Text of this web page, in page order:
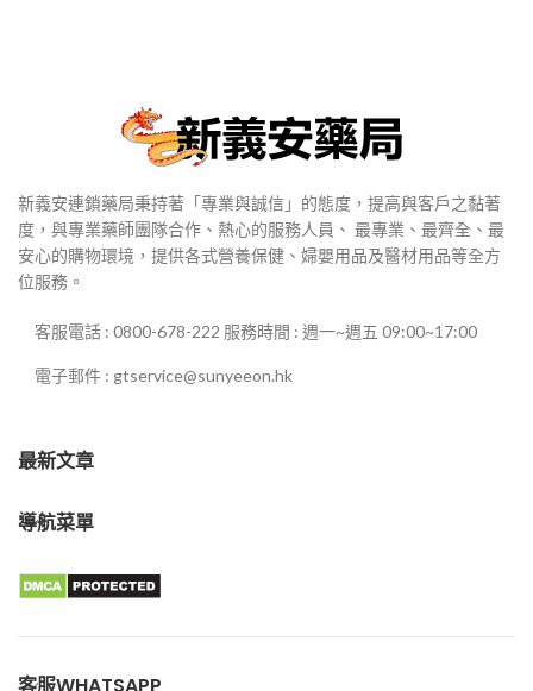
新義安連鎖藥局秉持著「專業與誠信」的態度，提高與客戶之黏著
度，與專業藥師團隊合作、熱心的服務人員、 最專業、最齊全、最
安心的購物環境，提供各式營養保健、婦嬰用品及醫材用品等全方
位服務。
客服電話 : 0800-678-222 服務時間 : 週一~週五 09:00~17:00
電子郵件 : gtservice@sunyeeon.hk
最新文章
導航菜單